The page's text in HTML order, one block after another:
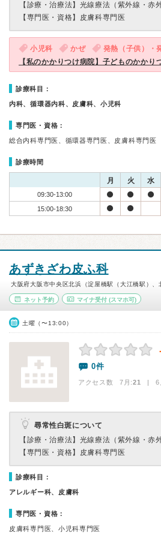
【診療・治療法】 光線療法（紫外線・赤
【専門医・資格】 皮膚科専門医
小児科 かぜ 発熱（子供）・
【私のかかりつけ病院】子どものかかり
診療科目：
内科、循環器内科、皮膚科、小児科
専門医・資格：
総合内科専門医、循環器専門医、皮膚科専門医
診療時間
月 火 水
09:30-13:00
15:00-18:30
あずきざわ皮ふ科
大阪府大阪市中央区北浜（淀屋橋駅（大江橋駅）、
ネット予約 マイナ受付(スマホ可)
土曜（〜13:00）
0件
アクセス数 7月:21 | 6
尋常性白斑について
【診療・治療法】 光線療法（紫外線・赤
【専門医・資格】 皮膚科専門医
診療科目：
アレルギー科、皮膚科
専門医・資格：
皮膚科専門医、小児科専門医